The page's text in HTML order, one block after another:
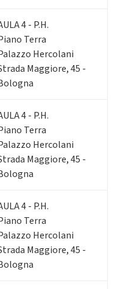
4 - P.H.
Terra
Hercolani
Maggiore, 45 -
4 - P.H.
Terra
Hercolani
Maggiore, 45 -
4 - P.H.
Terra
Hercolani
Maggiore, 45 -